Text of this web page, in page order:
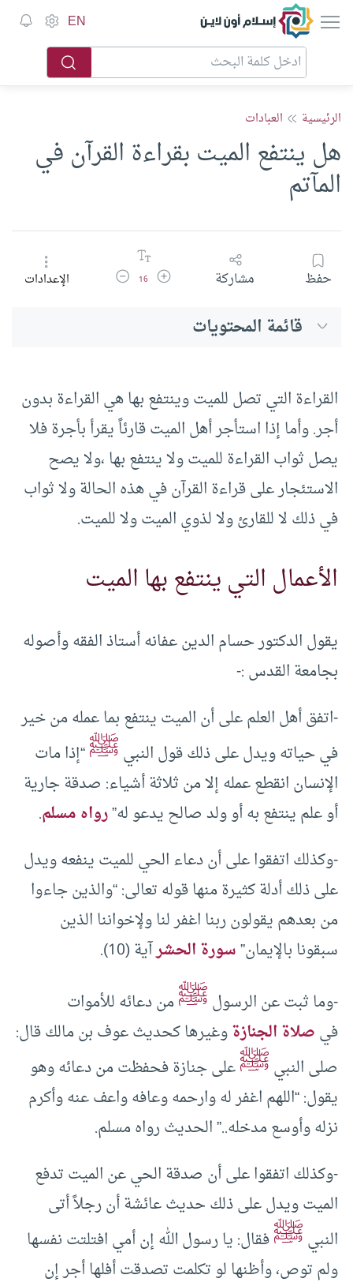
إسلام أون لاين EN
الرئيسية العبادات
هل ينتفع الميت بقراءة القرآن في
المآتم
حفظ مشاركة زيادة حجم الخط
16 تقليل حجم الخطالإعدادات
قائمة المحتويات
القراءة التي تصل للميت وينتفع بها هي القراءة بدون
أجر. وأما إذا استأجر أهل الميت قارئاً يقرأ بأجرة فلا
يصل ثواب القراءة للميت ولا ينتفع بها ،ولا يصح
الاستئجار على قراءة القرآن في هذه الحالة ولا ثواب
في ذلك لا للقارئ ولا لذوي الميت ولا للميت.
الأعمال التي ينتفع بها الميت
يقول الدكتور حسام الدين عفانه أستاذ الفقه وأصوله
بجامعة القدس :-
-اتفق أهل العلم على أن الميت ينتفع بما عمله من خير
في حياته ويدل على ذلك قول النبيﷺ“إذا مات
الإنسان انقطع عمله إلا من ثلاثة أشياء: صدقة جارية
أو علم ينتفع به أو ولد صالح يدعو له”رواه مسلم.
-وكذلك اتفقوا على أن دعاء الحي للميت ينفعه ويدل
على ذلك أدلة كثيرة منها قوله تعالى: “والذين جاءوا
من بعدهم يقولون ربنا اغفر لنا ولإخواننا الذين
سبقونا بالإيمان”سورة الحشرآية (10).
-وما ثبت عن الرسولﷺمن دعائه للأموات
فيصلاة الجنازةوغيرها كحديث عوف بن مالك قال:
صلى النبيﷺعلى جنازة فحفظت من دعائه وهو
يقول: “اللهم اغفر له وارحمه وعافه واعف عنه وأكرم
نزله وأوسع مدخله..” الحديث رواه مسلم.
-وكذلك اتفقوا على أن صدقة الحي عن الميت تدفع
الميت ويدل على ذلك حديث عائشة أن رجلاً أتى
النبيﷺفقال: يا رسول الله إن أمي افتلتت نفسها
ولم توص، وأظنها لو تكلمت تصدقت أفلها أجر إن